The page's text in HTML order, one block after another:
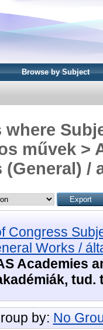
Browse by Subject
where
művek >
(General) /
Congress
Works /
Academies
tud.
by: No